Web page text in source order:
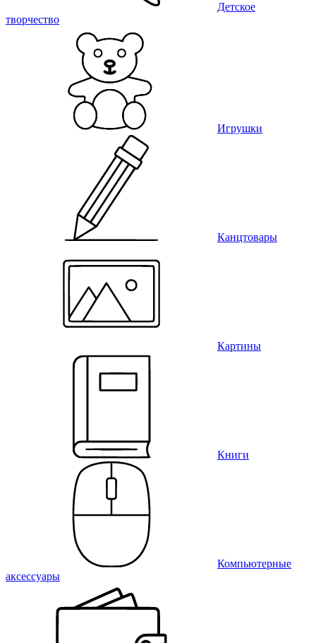
Детское
творчество
Игрушки
Канцтовары
Картины
Книги
Компьютерные
аксессуары